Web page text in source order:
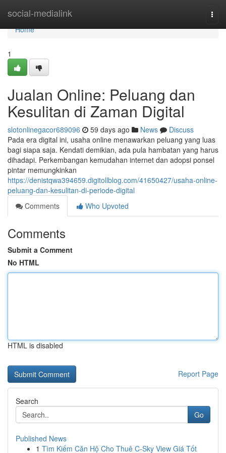
social-medialink
Home
Home
1
Jualan Online: Peluang dan
Kesulitan di Zaman Digital
slotonlinegacor689096 59 days ago News
Discuss
Pada era digital ini, usaha online menawarkan peluang yang luas
bagi siapa saja. Kendati demikian, ada pula hambatan yang harus
dihadapi. Perkembangan kemudahan internet dan adopsi ponsel
pintar memungkinkan
https://denistqwa394659.digitollblog.com/41650427/usaha-online-
peluang-dan-kesulitan-di-periode-digital
Comments
Who Upvoted
Comments
Submit a Comment
No HTML
HTML is disabled
Report Page
Search
Go
Published News
1 Tìm Kiếm Căn Hộ Cho Thuê C-Sky View Giá Tốt